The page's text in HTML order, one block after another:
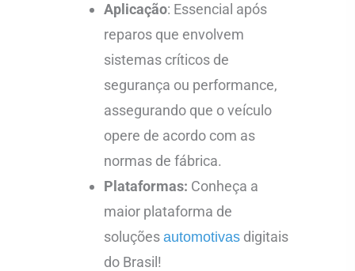
Aplicação: Essencial após
reparos que envolvem
sistemas críticos de
segurança ou performance,
assegurando que o veículo
opere de acordo com as
normas de fábrica.
Plataformas: Conheça a
maior plataforma de
soluçõesautomotivas digitais
do Brasil!